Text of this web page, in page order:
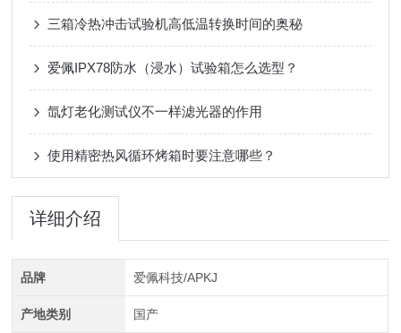
三箱冷热冲击试验机高低温转换时间的奥秘
爱佩IPX78防水（浸水）试验箱怎么选型？
氙灯老化测试仪不一样滤光器的作用
使用精密热风循环烤箱时要注意哪些？
详细介绍
品牌 爱佩科技/APKJ
产地类别 国产